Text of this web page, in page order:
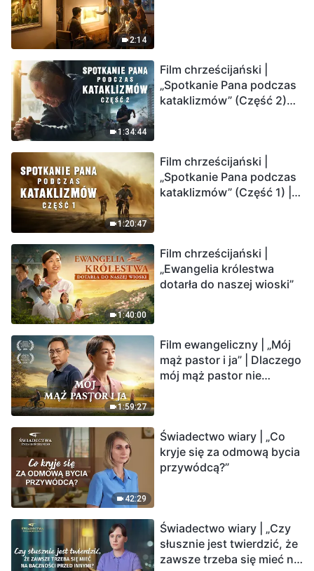
2:14
1:34:44
Film chrześcijański |
„Spotkanie Pana podczas
kataklizmów” (Część 2)
Ludzkość weszła w
odliczanie. Czy znalazłeś
już drogę ocalenia?
1:20:47
Film chrześcijański |
„Spotkanie Pana podczas
kataklizmów” (Część 1) |
1:40:00
Film chrześcijański |
„Ewangelia królestwa
dotarła do naszej wioski”
1:59:27
Film ewangeliczny | „Mój
mąż pastor i ja” | Dlaczego
mój mąż pastor nie
42:29
Świadectwo wiary | „Co
kryje się za odmową bycia
przywódcą?”
Świadectwo wiary | „Czy
słusznie jest twierdzić, że
zawsze trzeba się mieć na